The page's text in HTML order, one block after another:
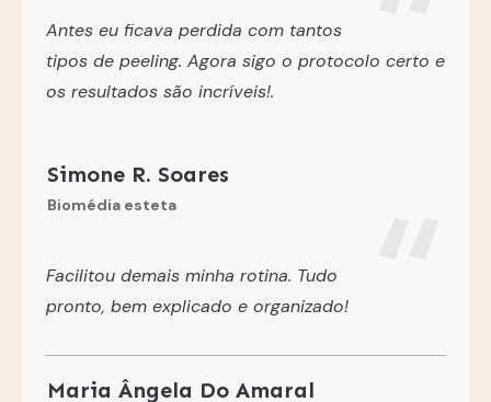
Antes eu ficava perdida com tantos
tipos de peeling. Agora sigo o protocolo certo e
os resultados são incríveis!.
Simone R. Soares
Biomédia esteta
Facilitou demais minha rotina. Tudo
pronto, bem explicado e organizado!
Maria Ângela Do Amaral